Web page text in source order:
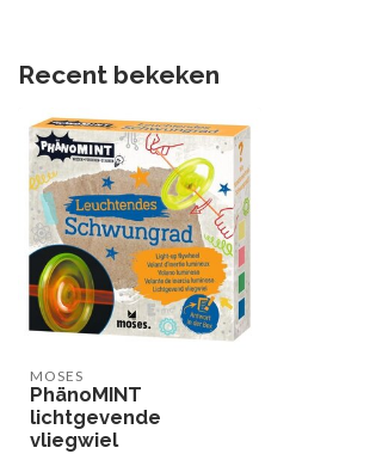
Recent bekeken
MOSES
PhänoMINT
lichtgevende
vliegwiel